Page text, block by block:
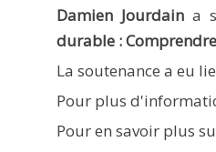
Damien Jourdaina
durable :
La soutenance a eu
Pour plus
Pour en savoir plus